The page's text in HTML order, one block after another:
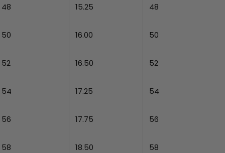
48 15.25 48
50 16.00 50
52 16.50 52
54 17.25 54
56 17.75 56
58 18.50 58